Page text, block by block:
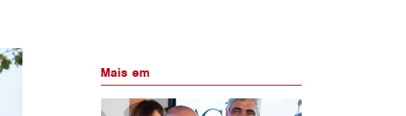
Mais em